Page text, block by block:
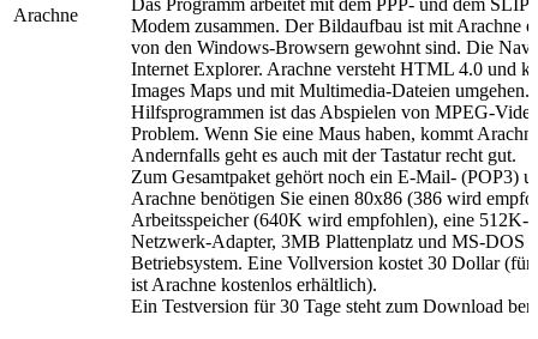
Arachne
Modem zusammen. Der Bildaufbau ist mit Arachne
von den Windows-Browsern gewohnt sind. Die
Internet Explorer. Arachne versteht HTML 4.0 und
Images Maps und mit Multimedia-Dateien umgehen.
Hilfsprogrammen ist das Abspielen von MPEG-
Problem. Wenn Sie eine Maus haben, kommt
Andernfalls geht es auch mit der Tastatur recht gut.
Zum Gesamtpaket gehört noch ein E-Mail- (POP3)
Arachne benötigen Sie einen 80x86 (386 wird
Arbeitsspeicher (640K wird empfohlen), eine 512K-
Netzwerk-Adapter, 3MB Plattenplatz und MS-DOS
Betriebsystem. Eine Vollversion kostet 30 Dollar (für
ist Arachne kostenlos erhältlich).
Ein Testversion für 30 Tage steht zum Download